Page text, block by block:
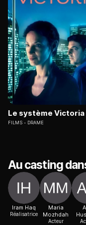
Le système Victoria
FILMS DRAME
Au casting
Iram Haq
Réalisatrice
Maria
Mozhdah
Acteur